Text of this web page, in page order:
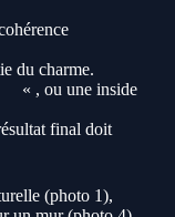
du charme.
« , ou une inside
final doit
(photo 1),